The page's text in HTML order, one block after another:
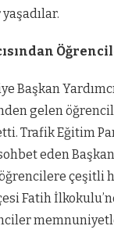
Başkan
gelen
Trafik Eğitim
eden Başkan
çeşitli
Fatih